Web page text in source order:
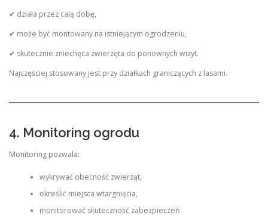
✔ działa przez całą dobę,
✔ może być montowany na istniejącym ogrodzeniu,
✔ skutecznie zniechęca zwierzęta do ponownych wizyt.
Najczęściej stosowany jest przy działkach graniczących z lasami.
4. Monitoring ogrodu
Monitoring pozwala:
wykrywać obecność zwierząt,
określić miejsca wtargnięcia,
monitorować skuteczność zabezpieczeń.